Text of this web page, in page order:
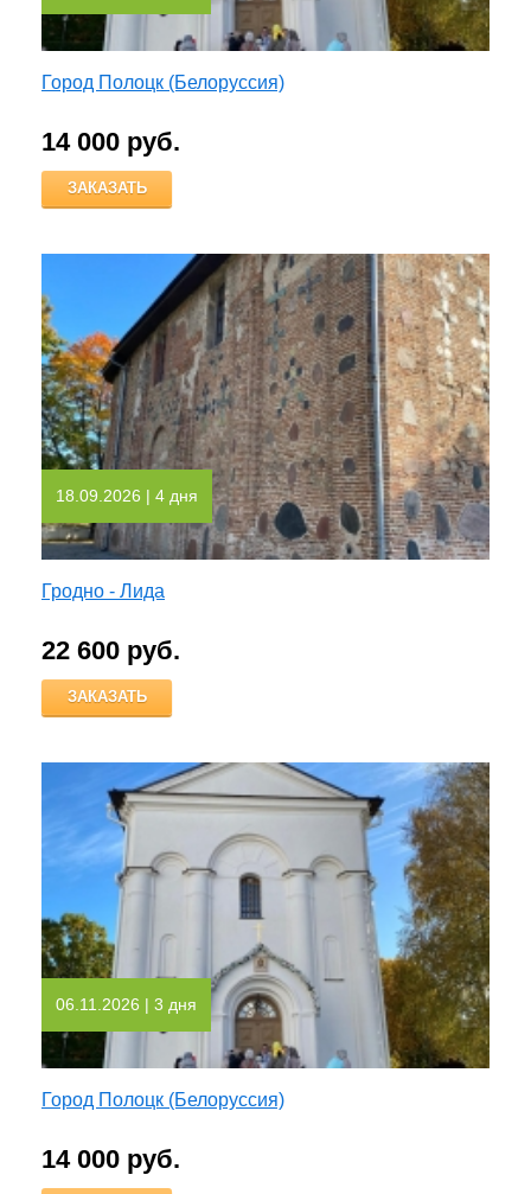
Город Полоцк (Белоруссия)
14 000 руб.
ЗАКАЗАТЬ
18.09.2026 | 4 дня
Гродно - Лида
22 600 руб.
ЗАКАЗАТЬ
06.11.2026 | 3 дня
Город Полоцк (Белоруссия)
14 000 руб.